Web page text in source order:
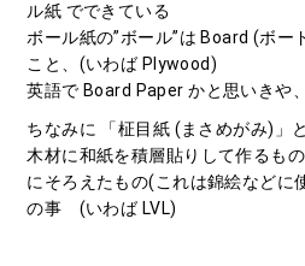
ル紙 でできている
ボール紙の”ボール”は Board (ボー
こと、(いわば Plywood)
英語で Board Paper かと思いきや
ちなみに 「柾目紙 (まさめがみ)」
木材に和紙を積層貼りして作るも
にそろえたもの(これは錦絵などに
の事 (いわば LVL)